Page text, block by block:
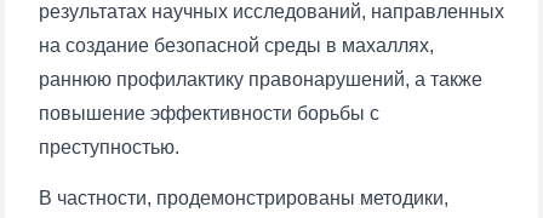
результатах научных исследований, направленных
на создание безопасной среды в махаллях,
раннюю профилактику правонарушений, а также
повышение эффективности борьбы с
преступностью.
В частности, продемонстрированы методики,